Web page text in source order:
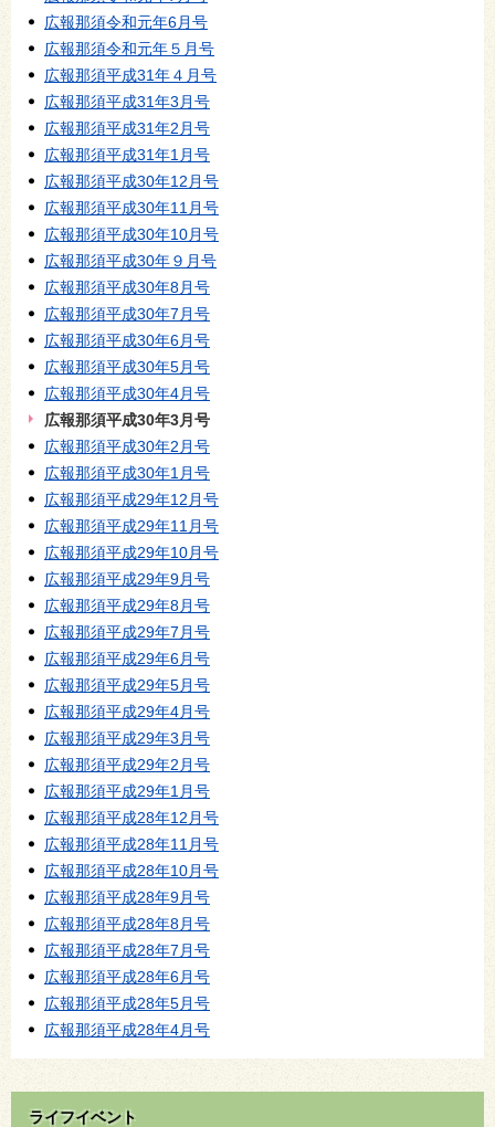
広報那須令和元年6月号
広報那須令和元年５月号
広報那須平成31年４月号
広報那須平成31年3月号
広報那須平成31年2月号
広報那須平成31年1月号
広報那須平成30年12月号
広報那須平成30年11月号
広報那須平成30年10月号
広報那須平成30年９月号
広報那須平成30年8月号
広報那須平成30年7月号
広報那須平成30年6月号
広報那須平成30年5月号
広報那須平成30年4月号
広報那須平成30年3月号
広報那須平成30年2月号
広報那須平成30年1月号
広報那須平成29年12月号
広報那須平成29年11月号
広報那須平成29年10月号
広報那須平成29年9月号
広報那須平成29年8月号
広報那須平成29年7月号
広報那須平成29年6月号
広報那須平成29年5月号
広報那須平成29年4月号
広報那須平成29年3月号
広報那須平成29年2月号
広報那須平成29年1月号
広報那須平成28年12月号
広報那須平成28年11月号
広報那須平成28年10月号
広報那須平成28年9月号
広報那須平成28年8月号
広報那須平成28年7月号
広報那須平成28年6月号
広報那須平成28年5月号
広報那須平成28年4月号
ライフイベント